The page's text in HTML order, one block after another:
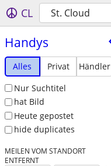
CL St. Cloud
Handys
Alles Privat
Händler
Nur Suchtitel
hat Bild
Heute gepostet
hide duplicates
MEILEN VOM STANDORT
ENTFERNT